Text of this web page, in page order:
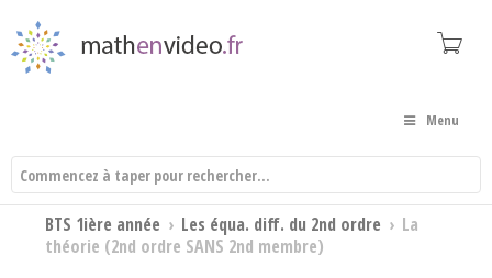
Menu
BTS 1ière année › Les équa. diff. du 2nd ordre › La
théorie (2nd ordre SANS 2nd membre)